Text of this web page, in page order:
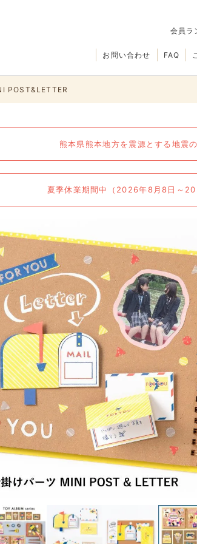
会員ラ
FAQ
お問い合わせ
POST&LETTER
熊本県熊本地方を震源とする地震
夏季休業期間中（2026年8月8日～